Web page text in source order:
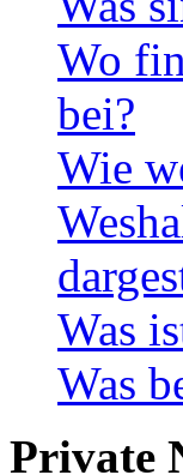
Wo
bei?
Wie
Was
Was
Private